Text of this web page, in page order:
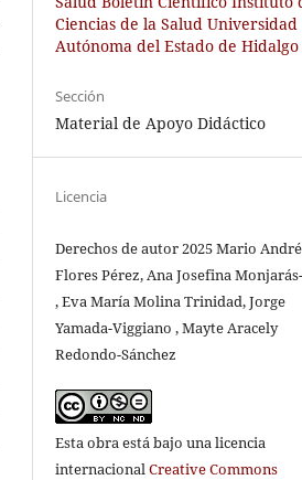
Ciencias de la Salud Universidad
Autónoma del Estado de Hidalgo
Sección
Material de Apoyo Didáctico
Licencia
Derechos de autor 2025 Mario
Flores Pérez, Ana Josefina
, Eva María Molina Trinidad, Jorge
Yamada-Viggiano , Mayte Aracely
Redondo-Sánchez
Esta obra está bajo una licencia
internacionalCreative Commons